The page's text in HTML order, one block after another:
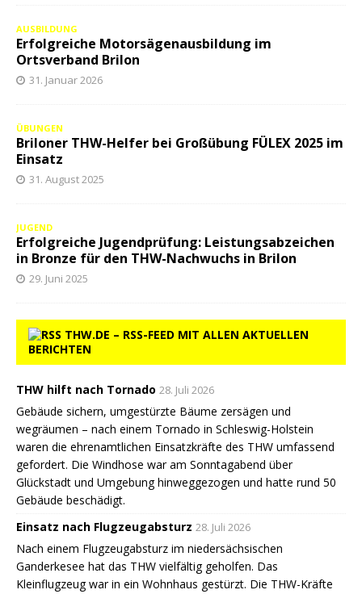
AUSBILDUNG
Erfolgreiche Motorsägenausbildung im
Ortsverband Brilon
31. Januar 2026
ÜBUNGEN
Briloner THW-Helfer bei Großübung FÜLEX 2025 im
Einsatz
31. August 2025
JUGEND
Erfolgreiche Jugendprüfung: Leistungsabzeichen
in Bronze für den THW-Nachwuchs in Brilon
29. Juni 2025
THW.DE – RSS-FEED MIT ALLEN AKTUELLEN
BERICHTEN
THW hilft nach Tornado 28. Juli 2026
Gebäude sichern, umgestürzte Bäume zersägen und
wegräumen – nach einem Tornado in Schleswig-Holstein
waren die ehrenamtlichen Einsatzkräfte des THW umfassend
gefordert. Die Windhose war am Sonntagabend über
Glückstadt und Umgebung hinweggezogen und hatte rund 50
Gebäude beschädigt.
Einsatz nach Flugzeugabsturz 28. Juli 2026
Nach einem Flugzeugabsturz im niedersächsischen
Ganderkesee hat das THW vielfältig geholfen. Das
Kleinflugzeug war in ein Wohnhaus gestürzt. Die THW-Kräfte